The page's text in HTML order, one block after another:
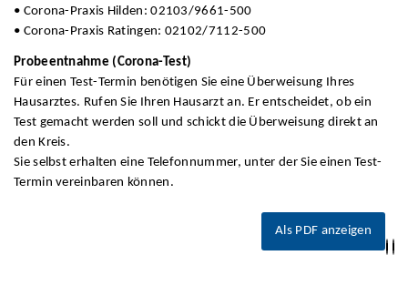
• Corona-Praxis Hilden: 02103/9661-500
• Corona-Praxis Ratingen: 02102/7112-500
Probeentnahme (Corona-Test)
Für einen Test-Termin benötigen Sie eine Überweisung Ihres
Hausarztes. Rufen Sie Ihren Hausarzt an. Er entscheidet, ob ein
Test gemacht werden soll und schickt die Überweisung direkt an
den Kreis.
Sie selbst erhalten eine Telefonnummer, unter der Sie einen Test-
Termin vereinbaren können.
Als PDF anzeigen